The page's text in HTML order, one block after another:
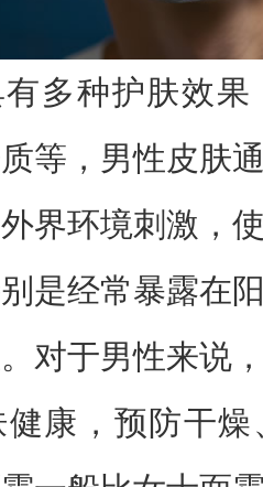
多种护肤效
等，男性皮肤
界环境刺激，
是经常暴露在
对于男性来说
康，预防干